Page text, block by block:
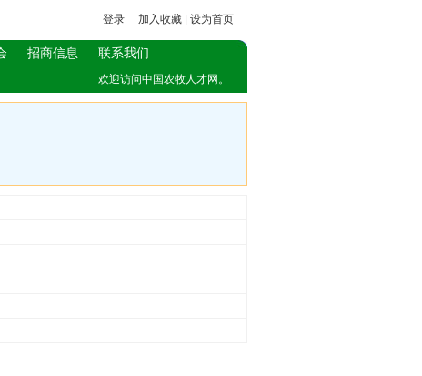
登录 加入收藏 设为首页
招商信息 联系我们
欢迎访问中国农牧人才网。